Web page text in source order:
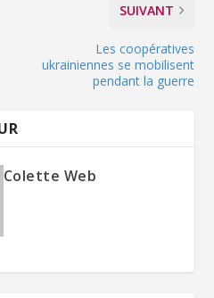
SUIVANT
Les coopératives
ukrainiennes se mobilisent
pendant la guerre
Colette Web